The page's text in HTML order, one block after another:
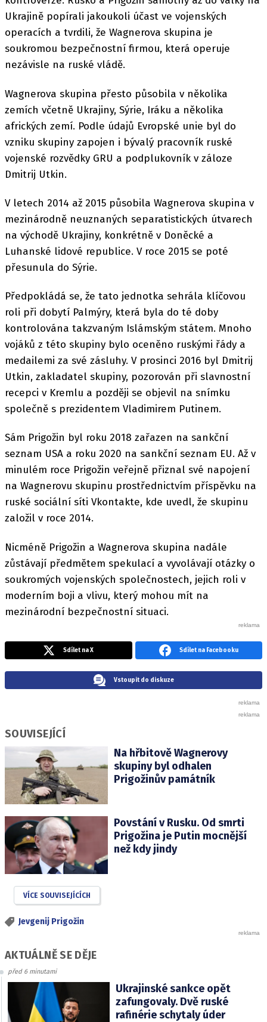
Ukrajině popírali jakoukoli účast ve vojenských
operacích a tvrdili, že Wagnerova skupina je
soukromou bezpečnostní firmou, která operuje
nezávisle na ruské vládě.
Wagnerova skupina přesto působila v několika
zemích včetně Ukrajiny, Sýrie, Iráku a několika
afrických zemí. Podle údajů Evropské unie byl do
vzniku skupiny zapojen i bývalý pracovník ruské
vojenské rozvědky GRU a podplukovník v záloze
Dmitrij Utkin.
V letech 2014 až 2015 působila Wagnerova skupina v
mezinárodně neuznaných separatistických útvarech
na východě Ukrajiny, konkrétně v Doněcké a
Luhanské lidové republice. V roce 2015 se poté
přesunula do Sýrie.
Předpokládá se, že tato jednotka sehrála klíčovou
roli při dobytí Palmýry, která byla do té doby
kontrolována takzvaným Islámským státem. Mnoho
vojáků z této skupiny bylo oceněno ruskými řády a
medailemi za své zásluhy. V prosinci 2016 byl Dmitrij
Utkin, zakladatel skupiny, pozorován při slavnostní
recepci v Kremlu a později se objevil na snímku
společně s prezidentem Vladimirem Putinem.
Sám Prigožin byl roku 2018 zařazen na sankční
seznam USA a roku 2020 na sankční seznam EU. Až v
minulém roce Prigožin veřejně přiznal své napojení
na Wagnerovu skupinu prostřednictvím příspěvku na
ruské sociální síti Vkontakte, kde uvedl, že skupinu
založil v roce 2014.
Nicméně Prigožin a Wagnerova skupina nadále
zůstávají předmětem spekulací a vyvolávají otázky o
soukromých vojenských společnostech, jejich roli v
moderním boji a vlivu, který mohou mít na
mezinárodní bezpečnostní situaci.
Sdílet na X Sdílet na Facebooku
Vstoupit do diskuze
SOUVISEJÍCÍ
Na hřbitově Wagnerovy
skupiny byl odhalen
Prigožinův památník
Povstání v Rusku. Od smrti
Prigožina je Putin mocnější
než kdy jindy
VÍCE SOUVISEJÍCÍCH
Jevgenij Prigožin
AKTUÁLNĚ SE DĚJE
před 6 minutami
Ukrajinské sankce opět
zafungovaly. Dvě ruské
rafinérie schytaly úder